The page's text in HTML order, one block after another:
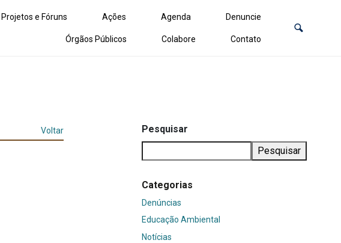
Projetos e Fóruns Ações Agenda Denuncie
Órgãos Públicos Colabore Contato
Voltar
Pesquisar
Pesquisar
Categorias
Denúncias
Educação Ambiental
Notícias